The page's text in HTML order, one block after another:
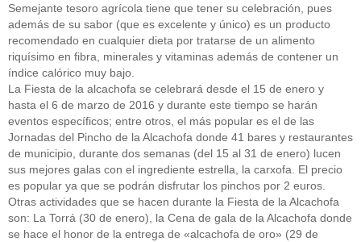
Semejante tesoro agrícola tiene que tener su celebración, pues
además de su sabor (que es excelente y único) es un producto
recomendado en cualquier dieta por tratarse de un alimento
riquísimo en fibra, minerales y vitaminas además de contener un
índice calórico muy bajo.
La Fiesta de la alcachofa se celebrará desde el 15 de enero y
hasta el 6 de marzo de 2016 y durante este tiempo se harán
eventos específicos; entre otros, el más popular es el de las
Jornadas del Pincho de la Alcachofa donde 41 bares y restaurantes
de municipio, durante dos semanas (del 15 al 31 de enero) lucen
sus mejores galas con el ingrediente estrella, la carxofa. El precio
es popular ya que se podrán disfrutar los pinchos por 2 euros.
Otras actividades que se hacen durante la Fiesta de la Alcachofa
son: La Torrá (30 de enero), la Cena de gala de la Alcachofa donde
se hace el honor de la entrega de «alcachofa de oro» (29 de